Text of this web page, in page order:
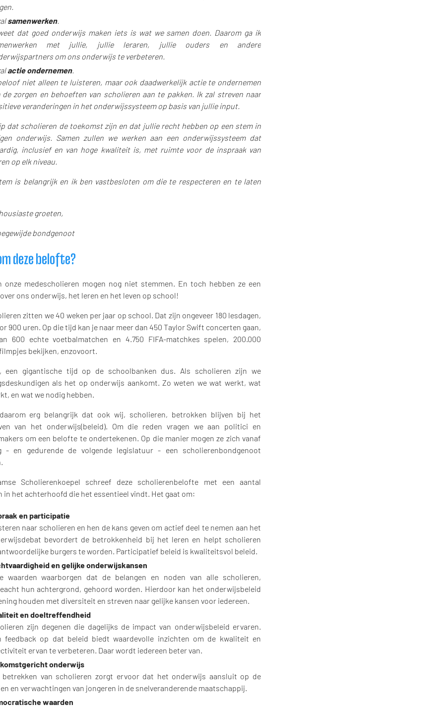
samenwerken.
dat goed onderwijs maken iets is wat we samen doen. Daarom ga ik
met jullie, jullie leraren, jullie ouders en andere
om ons onderwijs te verbeteren.
actie ondernemen.
niet alleen te luisteren, maar ook daadwerkelijk actie te ondernemen
de zorgen en behoeften van scholieren aan te pakken. Ik zal streven naar
veranderingen in het onderwijssysteem op basis van jullie input.
dat scholieren de toekomst zijn en dat jullie recht hebben op een stem in
onderwijs. Samen zullen we werken aan een onderwijssysteem dat
inclusief en van hoge kwaliteit is, met ruimte voor de inspraak van
op elk niveau.
is belangrijk en ik ben vastbesloten om die te respecteren en te laten
groeten,
bondgenoot
deze belofte?
onze medescholieren mogen nog niet stemmen. En toch hebben ze een
ons onderwijs, het leren en het leven op school!
zitten we 40 weken per jaar op school. Dat zijn ongeveer 180 lesdagen,
900 uren. Op die tijd kan je naar meer dan 450 Taylor Swift concerten gaan,
600 echte voetbalmatchen en 4.750 FIFA-matchkes spelen, 200.000
bekijken, enzovoort.
een gigantische tijd op de schoolbanken dus. Als scholieren zijn we
als het op onderwijs aankomt. Zo weten we wat werkt, wat
en wat we nodig hebben.
erg belangrijk dat ook wij, scholieren, betrokken blijven bij het
van het onderwijs(beleid). Om die reden vragen we aan politici en
om een belofte te ondertekenen. Op die manier mogen ze zich vanaf
- en gedurende de volgende legislatuur - een scholierenbondgenoot
Scholierenkoepel schreef deze scholierenbelofte met een aantal
in het achterhoofd die het essentieel vindt. Het gaat om:
en participatie
naar scholieren en hen de kans geven om actief deel te nemen aan het
bevordert de betrokkenheid bij het leren en helpt scholieren
burgers te worden. Participatief beleid is kwaliteitsvol beleid.
en gelijke onderwijskansen
waarden waarborgen dat de belangen en noden van alle scholieren,
hun achtergrond, gehoord worden. Hierdoor kan het onderwijsbeleid
houden met diversiteit en streven naar gelijke kansen voor iedereen.
en doeltreffendheid
zijn degenen die dagelijks de impact van onderwijsbeleid ervaren.
feedback op dat beleid biedt waardevolle inzichten om de kwaliteit en
ervan te verbeteren. Daar wordt iedereen beter van.
onderwijs
betrekken van scholieren zorgt ervoor dat het onderwijs aansluit op de
en verwachtingen van jongeren in de snelveranderende maatschappij.
waarden